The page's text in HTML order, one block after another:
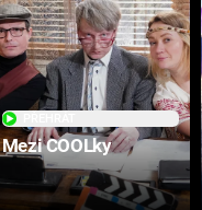
Mezi COOLky